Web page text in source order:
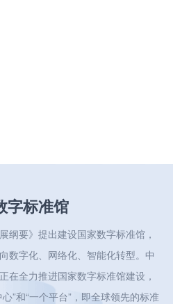
字标准馆
纲要》提出建设国家数字标准馆，
数字化、网络化、智能化转型。中
在全力推进国家数字标准馆建设，
”和“一个平台”，即全球领先的标准